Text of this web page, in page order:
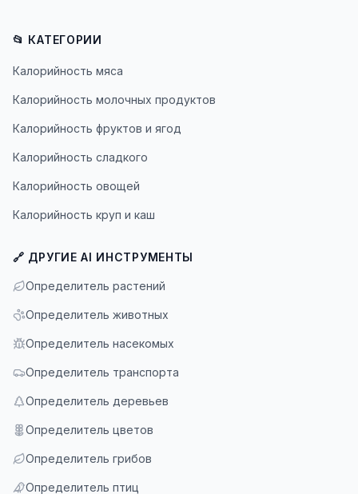
📂 КАТЕГОРИИ
Калорийность мяса
Калорийность молочных продуктов
Калорийность фруктов и ягод
Калорийность сладкого
Калорийность овощей
Калорийность круп и каш
🔗 ДРУГИЕ AI ИНСТРУМЕНТЫ
Определитель растений
Определитель животных
Определитель насекомых
Определитель транспорта
Определитель деревьев
Определитель цветов
Определитель грибов
Определитель птиц